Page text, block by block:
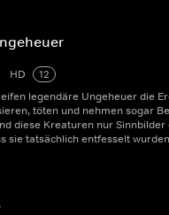
HD
12
legendäre Ungeheuer die
töten und nehmen sogar
diese Kreaturen nur
sie tatsächlich entfesselt